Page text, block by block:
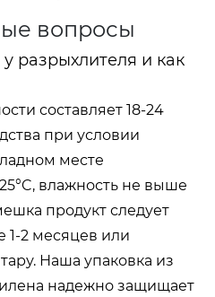
вопросы
разрыхлителя и как
составляет 18-24
при условии
месте
влажность не выше
продукт следует
1-2 месяцев или
Наша упаковка из
надежно защищает